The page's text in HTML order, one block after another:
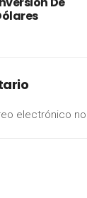
electrónico